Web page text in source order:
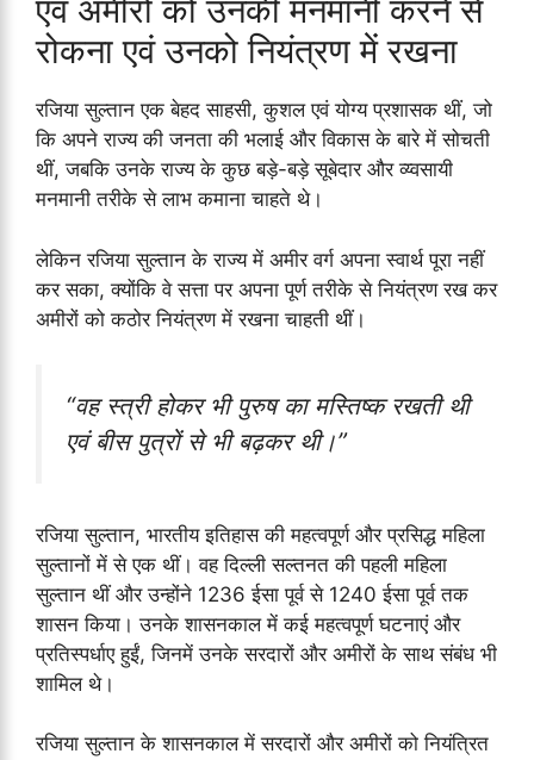
एवं अमीरों को उनकी मनमानी करने से
रोकना एवं उनको नियंत्रण में रखना
रजिया सुल्तान एक बेहद साहसी, कुशल एवं योग्य प्रशासक थीं, जो
कि अपने राज्य की जनता की भलाई और विकास के बारे में सोचती
थीं, जबकि उनके राज्य के कुछ बड़े-बड़े सूबेदार और व्य्वसायी
मनमानी तरीके से लाभ कमाना चाहते थे।
लेकिन रजिया सुल्तान के राज्य में अमीर वर्ग अपना स्वार्थ पूरा नहीं
कर सका, क्योंकि वे सत्ता पर अपना पूर्ण तरीके से नियंत्रण रख कर
अमीरों को कठोर नियंत्रण में रखना चाहती थीं।
“वह स्त्री होकर भी पुरुष का मस्तिष्क रखती थी
एवं बीस पुत्रों से भी बढ़कर थी।”
रजिया सुल्तान, भारतीय इतिहास की महत्वपूर्ण और प्रसिद्ध महिला
सुल्तानों में से एक थीं। वह दिल्ली सल्तनत की पहली महिला
सुल्तान थीं और उन्होंने 1236 ईसा पूर्व से 1240 ईसा पूर्व तक
शासन किया। उनके शासनकाल में कई महत्वपूर्ण घटनाएं और
प्रतिस्पर्धाए हुईं, जिनमें उनके सरदारों और अमीरों के साथ संबंध भी
शामिल थे।
रजिया सुल्तान के शासनकाल में सरदारों और अमीरों को नियंत्रित